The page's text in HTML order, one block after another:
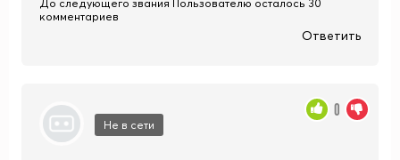
До следующего звания Пользователю осталось 30
комментариев
Ответить
Не в сети
0